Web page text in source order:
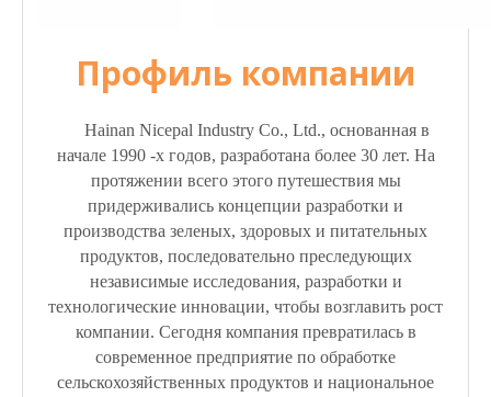
Профиль компании
Hainan Nicepal Industry Co., Ltd., основанная в
начале 1990 -х годов, разработана более 30 лет. На
протяжении всего этого путешествия мы
придерживались концепции разработки и
производства зеленых, здоровых и питательных
продуктов, последовательно преследующих
независимые исследования, разработки и
технологические инновации, чтобы возглавить рост
компании. Сегодня компания превратилась в
современное предприятие по обработке
сельскохозяйственных продуктов и национальное